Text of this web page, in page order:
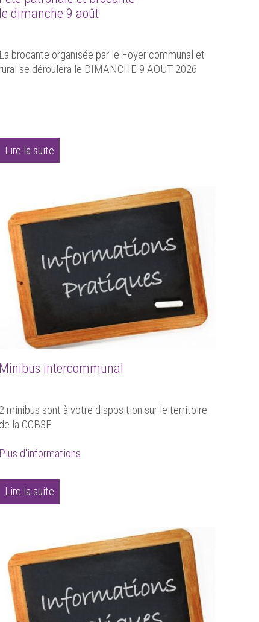
le dimanche 9 août
La brocante organisée par le Foyer communal et
rural se déroulera le DIMANCHE 9 AOUT 2026
Lire la suite
Minibus intercommunal
2 minibus sont à votre disposition sur le territoire
de la CCB3F
Plus d'informations
Lire la suite